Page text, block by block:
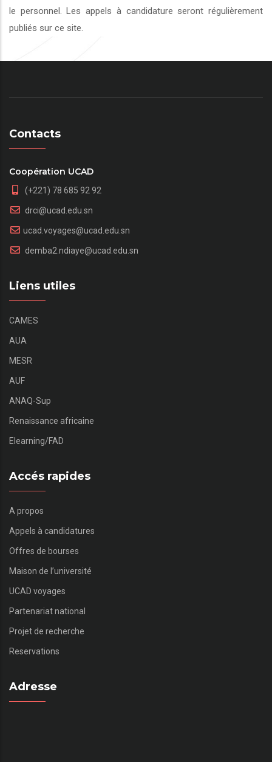
le personnel. Les appels à candidature seront régulièrement
publiés sur ce site.
Contacts
Coopération UCAD
(+221) 78 685 92 92
drci@ucad.edu.sn
ucad.voyages@ucad.edu.sn
demba2.ndiaye@ucad.edu.sn
Liens utiles
CAMES
AUA
MESR
AUF
ANAQ-Sup
Renaissance africaine
Elearning/FAD
Accés rapides
A propos
Appels à candidatures
Offres de bourses
Maison de l’université
UCAD voyages
Partenariat national
Projet de recherche
Reservations
Adresse